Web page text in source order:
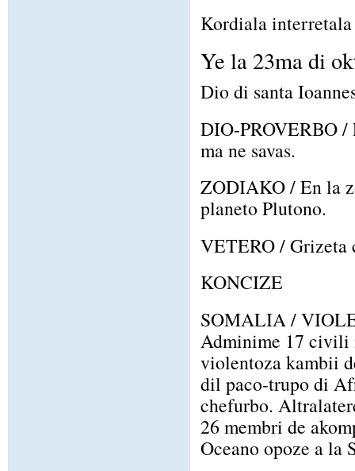
Kordiala
Ye la 23ma di
Dio di santa
DIO-PROVERBO /
ma ne savas.
ZODIAKO / En la
planeto Plutono.
VETERO / Grizeta
KONCIZE
SOMALIA /
Adminime 17 civili
violentoza kambii
dil paco-trupo di
chefurbo.
26 membri de
Oceano opoze a la